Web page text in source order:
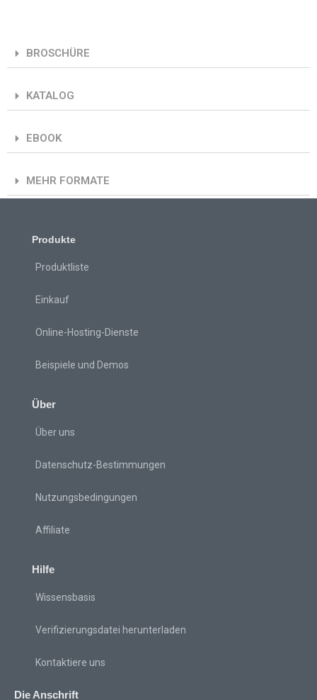
BROSCHÜRE
KATALOG
EBOOK
MEHR FORMATE
Produkte
Produktliste
Einkauf
Online-Hosting-Dienste
Beispiele und Demos
Über
Über uns
Datenschutz-Bestimmungen
Nutzungsbedingungen
Affiliate
Hilfe
Wissensbasis
Verifizierungsdatei herunterladen
Kontaktiere uns
Die Anschrift